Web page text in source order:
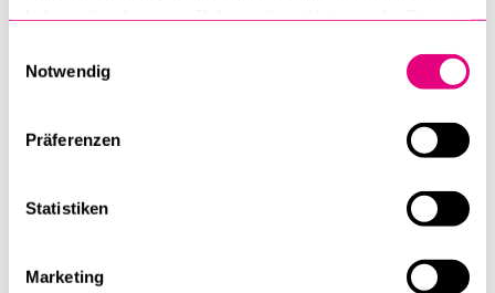
Notwendig
Präferenzen
Statistiken
Marketing
Info zum Durchführungsmodus:
verfügbar.